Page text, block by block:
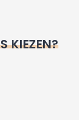
KIEZEN?